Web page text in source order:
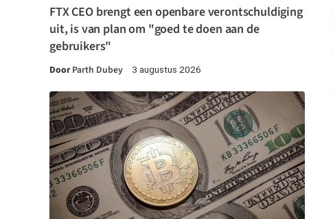
FTX CEO brengt een openbare verontschuldiging
uit, is van plan om "goed te doen aan de
gebruikers"
DoorParth Dubey 3 augustus 2026